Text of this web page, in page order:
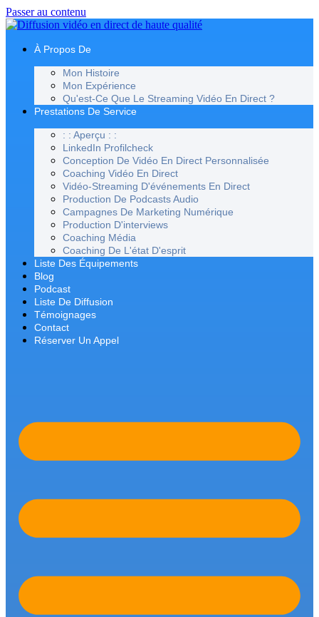
Passer au contenu
À Propos De
Mon Histoire
Mon Expérience
Qu'est-Ce Que Le Streaming Vidéo En Direct ?
Prestations De Service
: : Aperçu : :
LinkedIn Profilcheck
Conception De Vidéo En Direct Personnalisée
Coaching Vidéo En Direct
Vidéo-Streaming D'événements En Direct
Production De Podcasts Audio
Campagnes De Marketing Numérique
Production D'interviews
Coaching Média
Coaching De L'état D'esprit
Liste Des Équipements
Blog
Podcast
Liste De Diffusion
Témoignages
Contact
Réserver Un Appel